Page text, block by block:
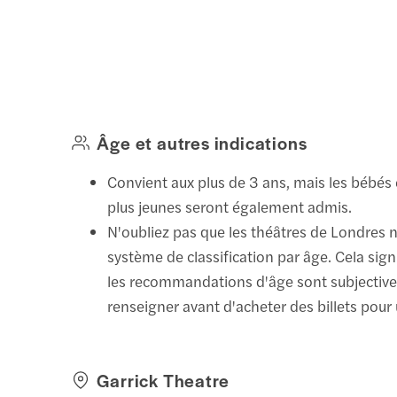
Âge et autres indications
Convient aux plus de 3 ans, mais les
plus jeunes seront également admis.
N'oubliez pas que les théâtres de Londres
système de classification par âge. Cela
les recommandations d'âge sont
renseigner avant d'acheter des billets pour
Garrick Theatre